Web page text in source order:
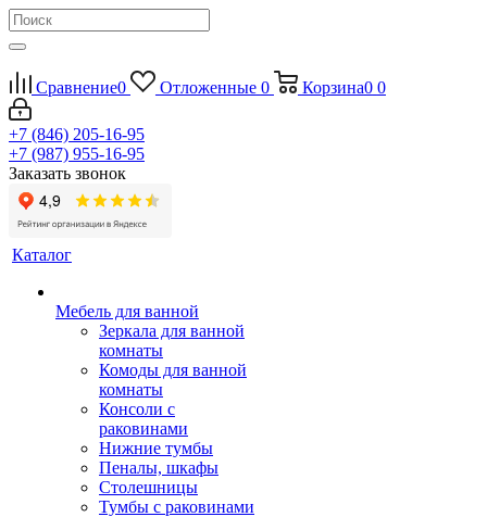
Сравнение0 Отложенные 0 Корзина0 0
+7 (846) 205-16-95
+7 (987) 955-16-95
Заказать звонок
Каталог
Мебель для ванной
Зеркала для ванной
комнаты
Комоды для ванной
комнаты
Консоли с
раковинами
Нижние тумбы
Пеналы, шкафы
Столешницы
Тумбы с раковинами